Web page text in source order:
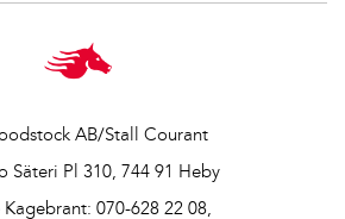
AB/Stall Courant
Säteri Pl 310, 744 91 Heby
Kagebrant: 070-628 22 08,